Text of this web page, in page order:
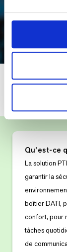
Notre
Qu’est-ce
La solution
garantir la
boîtier DATI,
confort, pour
tâches
de